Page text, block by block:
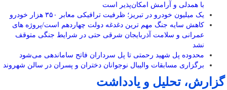
با همدلی و آرامش امکان‌پذیر است
یک میلیون خودرو در تبریز؛ ظرفیت ترافیکی معابر ۳۵۰ هزار خودرو
کاهش سایه جنگ مهم ‌ترین دغدغه دولت چهاردهم است/پروژه ‌های
عمرانی و سلامت آذربایجان شرقی حتی در شرایط جنگی متوقف
نشد
محدوده پل شهید رحمتی تا پل سرداران فاتح ساماندهی می‌شود
برگزاری مسابقات والیبال نوجوانان دختران و پسران در سالن شهروند
گزارش، تحلیل و یادداشت